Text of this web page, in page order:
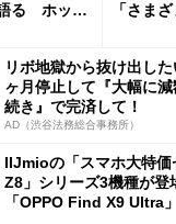
る ホッピ
「さま
リボ地獄から抜け出し
ヶ月停止して『大幅に
続き』で完済して！
AD（渋谷法務総合事務所）
IIJmioの「スマホ大特
Z8」シリーズ3機種が
「OPPO Find X9 Ultra